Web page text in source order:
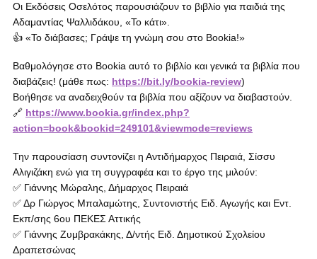
Οι Εκδόσεις Οσελότος παρουσιάζουν το βιβλίο για παιδιά της
Αδαμαντίας Ψαλλιδάκου, «Το κάτι».
👍 «Το διάβασες; Γράψε τη γνώμη σου στο Bookia!»
Βαθμολόγησε στο Bookia αυτό το βιβλίο και γενικά τα βιβλία που
διαβάζεις! (μάθε πως: https://bit.ly/bookia-review)
Βοήθησε να αναδειχθούν τα βιβλία που αξίζουν να διαβαστούν.
🔗 https://www.bookia.gr/index.php?
action=book&bookid=249101&viewmode=reviews
Την παρουσίαση συντονίζει η Αντιδήμαρχος Πειραιά, Σίσσυ
Αλιγιζάκη ενώ για τη συγγραφέα και το έργο της μιλούν:
✅ Γιάννης Μώραλης, Δήμαρχος Πειραιά
✅ Δρ Γιώργος Μπαλαμώτης, Συντονιστής Ειδ. Αγωγής και Εντ.
Εκπ/σης 6ου ΠΕΚΕΣ Αττικής
✅ Γιάννης Ζυμβρακάκης, Δ/ντής Ειδ. Δημοτικού Σχολείου
Δραπετσώνας